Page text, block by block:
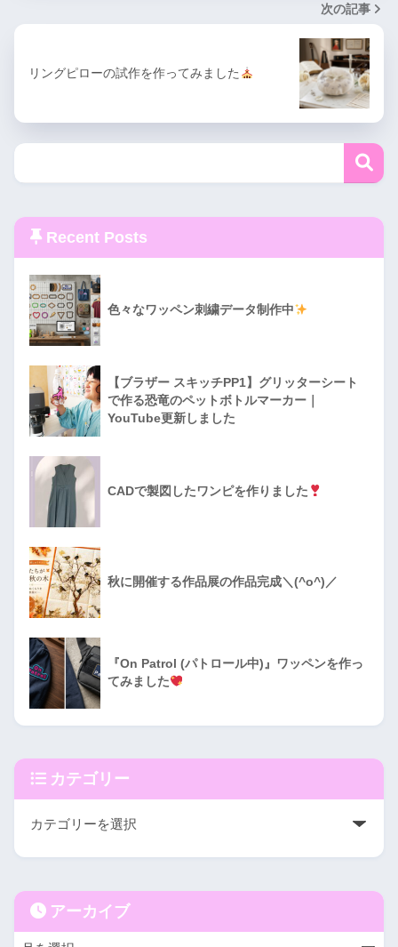
次の記事
リングピローの試作を作ってみました
Recent Posts
色々なワッペン刺繍データ制作中
【ブラザー スキッチPP1】グリッターシート
で作る恐竜のペットボトルマーカー｜
YouTube更新しました
CADで製図したワンピを作りました
秋に開催する作品展の作品完成＼(^o^)／
『On Patrol (パトロール中)』ワッペンを作っ
てみました
カテゴリー
アーカイブ